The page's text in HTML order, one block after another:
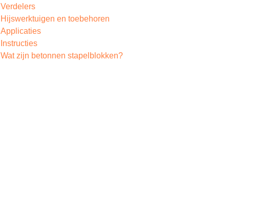
Verdelers
Hijswerktuigen en toebehoren
Applicaties
Instructies
Wat zijn betonnen stapelblokken?